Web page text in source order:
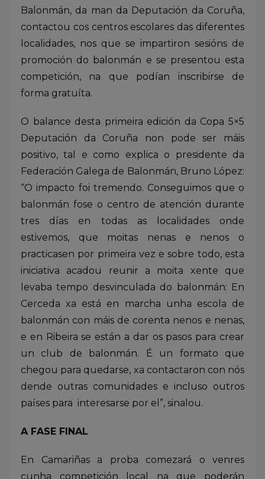
Balonmán, da man da Deputación da Coruña,
contactou cos centros escolares das diferentes
localidades, nos que se impartiron sesións de
promoción do balonmán e se presentou esta
competición, na que podían inscribirse de
forma gratuíta.
O balance desta primeira edición da Copa 5×5
Deputación da Coruña non pode ser máis
positivo, tal e como explica o presidente da
Federación Galega de Balonmán, Bruno López:
“O impacto foi tremendo. Conseguimos que o
balonmán fose o centro de atención durante
tres días en todas as localidades onde
estivemos, que moitas nenas e nenos o
practicasen por primeira vez e sobre todo, esta
iniciativa acadou reunir a moita xente que
levaba tempo desvinculada do balonmán: En
Cerceda xa está en marcha unha escola de
balonmán con máis de corenta nenos e nenas,
e en Ribeira se están a dar os pasos para crear
un club de balonmán. É un formato que
chegou para quedarse, xa contactaron con nós
dende outras comunidades e incluso outros
países para interesarse por el”, sinalou.
A FASE FINAL
En Camariñas a proba comezará o venres
cunha competición local na que poderán